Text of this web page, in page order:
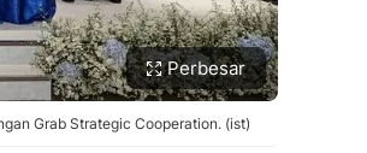
Perbesar
Grab Strategic Cooperation. (ist)